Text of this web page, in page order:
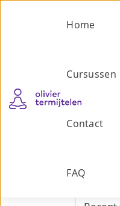
Home
Cursussen
Contact
FAQ